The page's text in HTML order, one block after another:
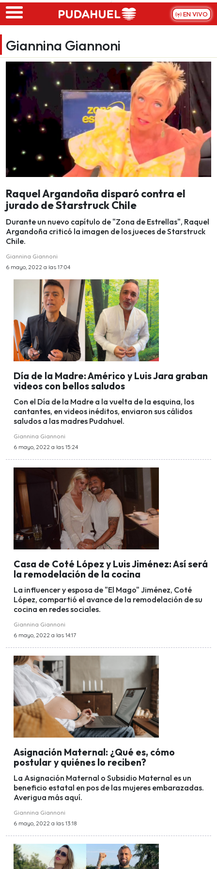
Skip to main content
EN VIVO
Giannina Giannoni
Raquel Argandoña disparó contra el
jurado de Starstruck Chile
Durante un nuevo capítulo de "Zona de Estrellas", Raquel
Argandoña criticó la imagen de los jueces de Starstruck
Chile.
Giannina Giannoni
6 mayo, 2022 a las 17:04
Día de la Madre: Américo y Luis Jara graban
videos con bellos saludos
Con el Día de la Madre a la vuelta de la esquina, los
cantantes, en videos inéditos, enviaron sus cálidos
saludos a las madres Pudahuel.
Giannina Giannoni
6 mayo, 2022 a las 15:24
Casa de Coté López y Luis Jiménez: Así será
la remodelación de la cocina
La influencer y esposa de "El Mago" Jiménez, Coté
López, compartió el avance de la remodelación de su
cocina en redes sociales.
Giannina Giannoni
6 mayo, 2022 a las 14:17
Asignación Maternal: ¿Qué es, cómo
postular y quiénes lo reciben?
La Asignación Maternal o Subsidio Maternal es un
beneficio estatal en pos de las mujeres embarazadas.
Averigua más aquí.
Giannina Giannoni
6 mayo, 2022 a las 13:18